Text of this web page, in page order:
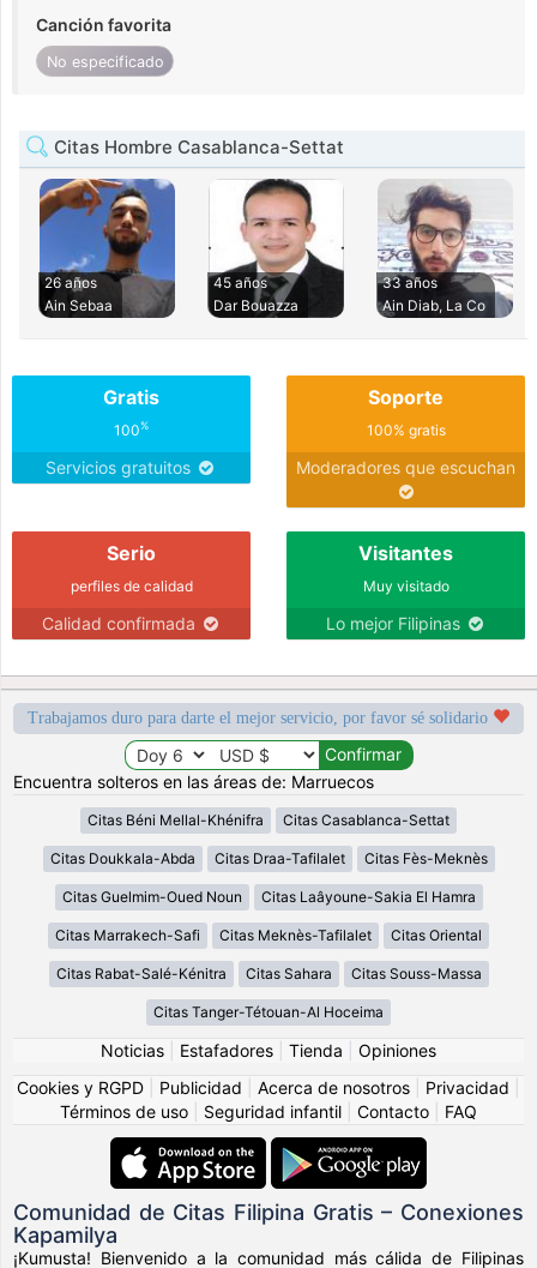
Canción favorita
No especificado
Citas Hombre Casablanca-Settat
26 años
Ain Sebaa
45 años
Dar Bouazza
33 años
Ain Diab, La Co
Gratis
100%
Servicios gratuitos
Soporte
100% gratis
Moderadores que escuchan
Serio
perfiles de calidad
Calidad confirmada
Visitantes
Muy visitado
Lo mejor Filipinas
Trabajamos duro para darte el mejor servicio, por favor sé solidario
Encuentra solteros en las áreas de: Marruecos
Citas Béni Mellal-Khénifra Citas Casablanca-Settat
Citas Doukkala-Abda Citas Draa-Tafilalet Citas Fès-Meknès
Citas Guelmim-Oued Noun Citas Laâyoune-Sakia El Hamra
Citas Marrakech-Safi Citas Meknès-Tafilalet Citas Oriental
Citas Rabat-Salé-Kénitra Citas Sahara Citas Souss-Massa
Citas Tanger-Tétouan-Al Hoceima
Noticias Estafadores Tienda
Opiniones
Cookies y RGPD
Publicidad Acerca de nosotros Privacidad
Términos de uso
Seguridad infantil Contacto FAQ
Comunidad de Citas Filipina Gratis – Conexiones
Kapamilya
¡Kumusta! Bienvenido a la comunidad más cálida de Filipinas